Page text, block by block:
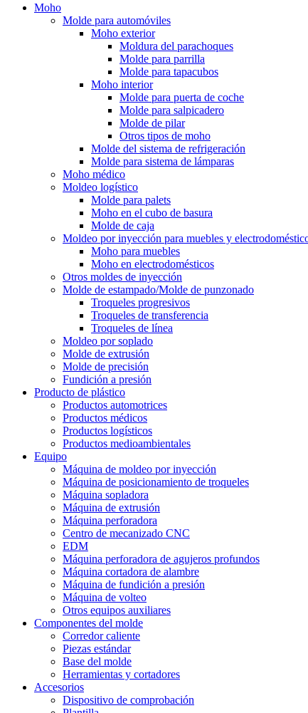
Moho
Molde para automóviles
Moho exterior
Moldura del parachoques
Molde para parrilla
Molde para tapacubos
Moho interior
Molde para puerta de coche
Molde para salpicadero
Molde de pilar
Otros tipos de moho
Molde del sistema de refrigeración
Molde para sistema de lámparas
Moho médico
Moldeo logístico
Molde para palets
Moho en el cubo de basura
Molde de caja
Moldeo por inyección para muebles y
Moho para muebles
Moho en electrodomésticos
Otros moldes de inyección
Molde de estampado/Molde de punzonado
Troqueles progresivos
Troqueles de transferencia
Troqueles de línea
Moldeo por soplado
Molde de extrusión
Molde de precisión
Fundición a presión
Producto de plástico
Productos automotrices
Productos médicos
Productos logísticos
Productos medioambientales
Equipo
Máquina de moldeo por inyección
Máquina de posicionamiento de troqueles
Máquina sopladora
Máquina de extrusión
Máquina perforadora
Centro de mecanizado CNC
EDM
Máquina perforadora de agujeros profundos
Máquina cortadora de alambre
Máquina de fundición a presión
Máquina de volteo
Otros equipos auxiliares
Componentes del molde
Corredor caliente
Piezas estándar
Base del molde
Herramientas y cortadores
Accesorios
Dispositivo de comprobación